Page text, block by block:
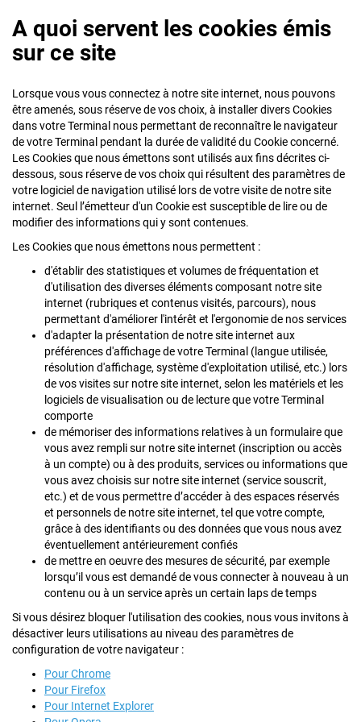
A quoi servent les cookies émis
sur ce site
Lorsque vous vous connectez à notre site internet, nous pouvons
être amenés, sous réserve de vos choix, à installer divers Cookies
dans votre Terminal nous permettant de reconnaître le navigateur
de votre Terminal pendant la durée de validité du Cookie concerné.
Les Cookies que nous émettons sont utilisés aux fins décrites ci-
dessous, sous réserve de vos choix qui résultent des paramètres de
votre logiciel de navigation utilisé lors de votre visite de notre site
internet. Seul l’émetteur d'un Cookie est susceptible de lire ou de
modifier des informations qui y sont contenues.
Les Cookies que nous émettons nous permettent :
d'établir des statistiques et volumes de fréquentation et
d'utilisation des diverses éléments composant notre site
internet (rubriques et contenus visités, parcours), nous
permettant d'améliorer l'intérêt et l'ergonomie de nos services
d'adapter la présentation de notre site internet aux
préférences d'affichage de votre Terminal (langue utilisée,
résolution d'affichage, système d'exploitation utilisé, etc.) lors
de vos visites sur notre site internet, selon les matériels et les
logiciels de visualisation ou de lecture que votre Terminal
comporte
de mémoriser des informations relatives à un formulaire que
vous avez rempli sur notre site internet (inscription ou accès
à un compte) ou à des produits, services ou informations que
vous avez choisis sur notre site internet (service souscrit,
etc.) et de vous permettre d’accéder à des espaces réservés
et personnels de notre site internet, tel que votre compte,
grâce à des identifiants ou des données que vous nous avez
éventuellement antérieurement confiés
de mettre en oeuvre des mesures de sécurité, par exemple
lorsqu’il vous est demandé de vous connecter à nouveau à un
contenu ou à un service après un certain laps de temps
Si vous désirez bloquer l'utilisation des cookies, nous vous invitons à
désactiver leurs utilisations au niveau des paramètres de
configuration de votre navigateur :
Pour Chrome
Pour Firefox
Pour Internet Explorer